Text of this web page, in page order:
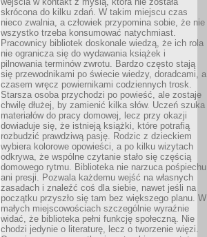
skrócona do kilku zdań. W takim miejscu czas
nieco zwalnia, a człowiek przypomina sobie, że nie
wszystko trzeba konsumować natychmiast.
Pracownicy bibliotek doskonale wiedzą, że ich rola
nie ogranicza się do wydawania książek i
pilnowania terminów zwrotu. Bardzo często stają
się przewodnikami po świecie wiedzy, doradcami, a
czasem wręcz powiernikami codziennych trosk.
Starsza osoba przychodzi po powieść, ale zostaje
chwilę dłużej, by zamienić kilka słów. Uczeń szuka
materiałów do pracy domowej, lecz przy okazji
dowiaduje się, że istnieją książki, które potrafią
rozbudzić prawdziwą pasję. Rodzic z dzieckiem
wybiera kolorowe opowieści, a po kilku wizytach
odkrywa, że wspólne czytanie stało się częścią
domowego rytmu. Biblioteka nie narzuca pośpiechu
ani presji. Pozwala każdemu wejść na własnych
zasadach i znaleźć coś dla siebie, nawet jeśli na
początku przyszło się tam bez większego planu. W
małych miejscowościach szczególnie wyraźnie
widać, że biblioteka pełni funkcję społeczną. Nie
chodzi jedynie o literaturę, lecz o tworzenie więzi.